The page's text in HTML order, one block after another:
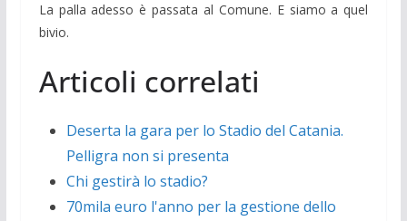
La palla adesso è passata al Comune. E siamo a quel
bivio.
Articoli correlati
Deserta la gara per lo Stadio del Catania.
Pelligra non si presenta
Chi gestirà lo stadio?
70mila euro l'anno per la gestione dello